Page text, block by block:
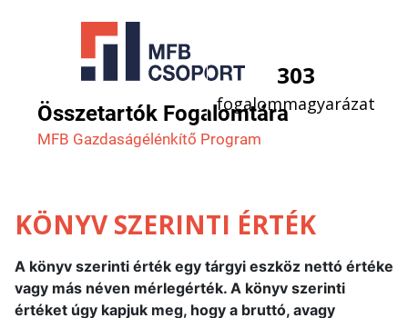
Összetartók Fogalomtára
MFB Gazdaság­élénkítő Program
303
fogalommagyarázat
KÖNYV SZERINTI ÉRTÉK
A könyv szerinti érték egy tárgyi eszköz nettó értéke
vagy más néven mérlegérték. A könyv szerinti
értéket úgy kapjuk meg, hogy a bruttó, avagy